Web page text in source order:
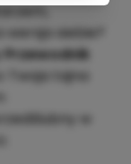
siebie?
Twoja tajna
w